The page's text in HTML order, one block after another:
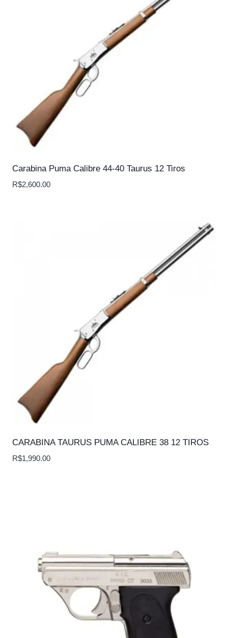
Carabina Puma Calibre 44-40 Taurus 12 Tiros
R$2,600.00
CARABINA TAURUS PUMA CALIBRE 38 12 TIROS
R$1,990.00